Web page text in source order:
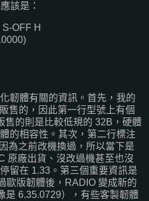
該是：
S-OFF H
韌體有關的資訊。首先，我的
售的，因此第一行型號上有個
售的則是比較低規的 32B，硬體
的相容性。其次，第二行標注
為之前改機換過，所以當下是
原廠出貨、沒改過機甚至也沒
留在 1.33。第三個重要資訊是
歐版韌體後，RADIO 變成新的
是 6.35.0729），有些客製韌體